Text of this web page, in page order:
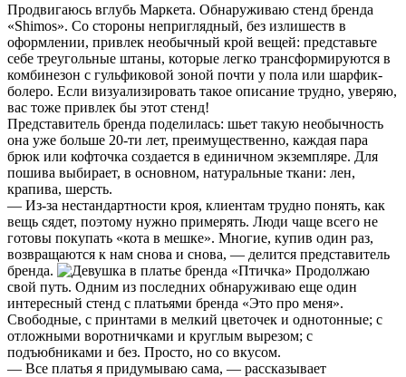
Продвигаюсь вглубь Маркета. Обнаруживаю стенд бренда
«Shimos». Со стороны неприглядный, без излишеств в
оформлении, привлек необычный крой вещей: представьте
себе треугольные штаны, которые легко трансформируются в
комбинезон с гульфиковой зоной почти у пола или шарфик-
болеро. Если визуализировать такое описание трудно, уверяю,
вас тоже привлек бы этот стенд!
Представитель бренда поделилась: шьет такую необычность
она уже больше 20-ти лет, преимущественно, каждая пара
брюк или кофточка создается в единичном экземпляре. Для
пошива выбирает, в основном, натуральные ткани: лен,
крапива, шерсть.
— Из-за нестандартности кроя, клиентам трудно понять, как
вещь сядет, поэтому нужно примерять. Люди чаще всего не
готовы покупать «кота в мешке». Многие, купив один раз,
возвращаются к нам снова и снова, — делится представитель
бренда.
Продолжаю
свой путь. Одним из последних обнаруживаю еще один
интересный стенд с платьями бренда «Это про меня».
Свободные, с принтами в мелкий цветочек и однотонные; с
отложными воротничками и круглым вырезом; с
подъюбниками и без. Просто, но со вкусом.
— Все платья я придумываю сама, — рассказывает